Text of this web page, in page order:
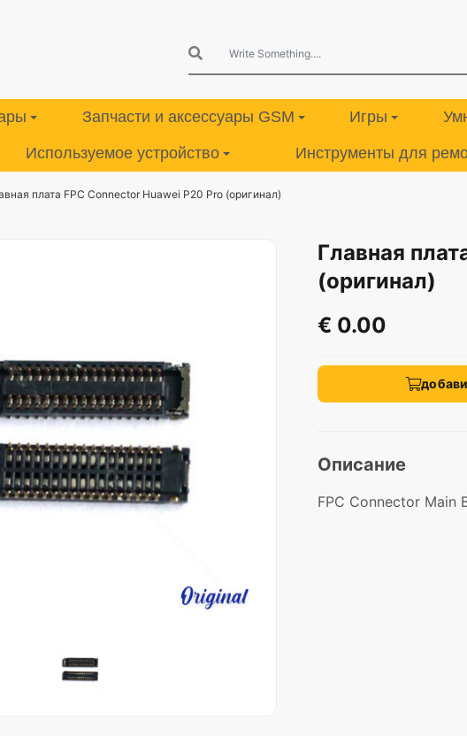
Запчасти и аксессуары GSM Игры
Используемое устройство Инструменты для
плата FPC Connector Huawei P20 Pro (оригинал)
Главная
(оригинал)
€ 0.00
Описание
FPC Connector Main